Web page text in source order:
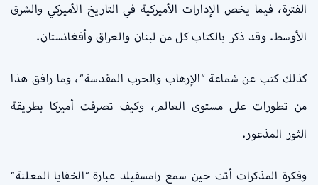
الفترة، فيما يخص الإدارات الأميركية في التاريخ الأميركي والشرق
الأوسط. وقد ذكر بالكتاب كل من لبنان والعراق وأفغانستان.
كذلك كتب عن شماعة “الإرهاب والحرب المقدسة”، وما رافق هذا
من تطورات على مستوى العالم، وكيف تصرفت أميركا بطريقة
الثور المذعور.
وفكرة المذكرات أتت حين سمع رامسفيلد عبارة “الخفايا المعلنة”